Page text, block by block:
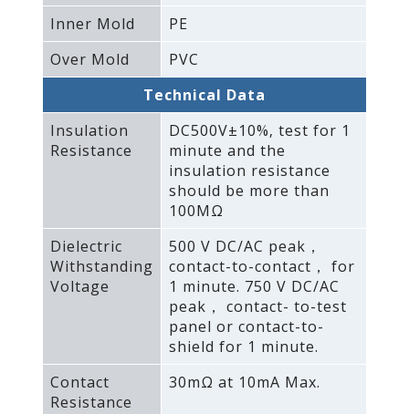
Inner Mold
PE
Over Mold
PVC
Technical Data
Insulation
Resistance
DC500V±10%‚ test for 1
minute and the
insulation resistance
should be more than
100MΩ
Dielectric
Withstanding
Voltage
500 V DC/AC peak，
contact-to-contact， for
1 minute. 750 V DC/AC
peak， contact- to-test
panel or contact-to-
shield for 1 minute.
Contact
Resistance
30mΩ at 10mA Max.